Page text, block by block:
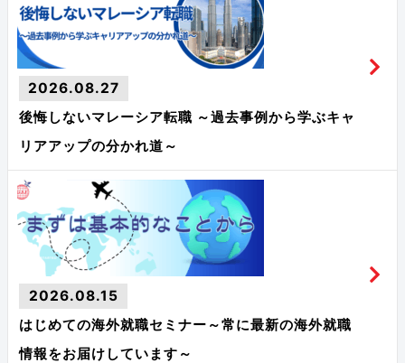
2026.08.27
後悔しないマレーシア転職 ～過去事例から学ぶキャ
リアアップの分かれ道～
2026.08.15
はじめての海外就職セミナー～常に最新の海外就職
情報をお届けしています～